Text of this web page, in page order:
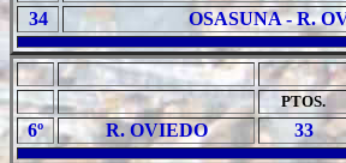
34
OSASUNA - R.
PTOS.
6º R. OVIEDO 33